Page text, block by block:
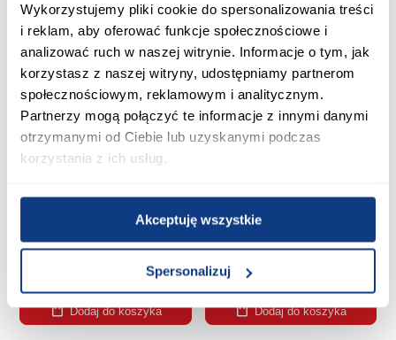
Wykorzystujemy pliki cookie do spersonalizowania treści
i reklam, aby oferować funkcje społecznościowe i
analizować ruch w naszej witrynie. Informacje o tym, jak
korzystasz z naszej witryny, udostępniamy partnerom
społecznościowym, reklamowym i analitycznym.
Partnerzy mogą połączyć te informacje z innymi danymi
otrzymanymi od Ciebie lub uzyskanymi podczas
korzystania z ich usług.
Akceptuję wszystkie
Spersonalizuj
PORÓWNAJ
żywopłotu V-SERIES ostrze
69,99 zł
Dodaj do koszyka
PORÓWNAJ
proste dł. 20 cm
39,99 zł
Dodaj do koszyka